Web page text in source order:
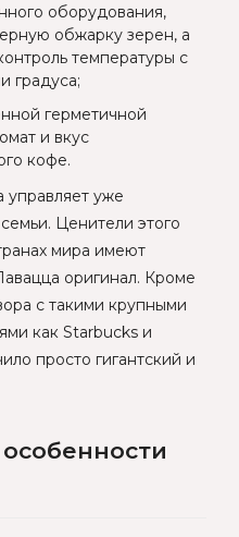
оборудования,
обжарку зерен, а
температуры с
градуса;
герметичной
и вкус
кофе.
управляет уже
Ценители этого
мира имеют
оригинал. Кроме
с такими крупными
как Starbucks и
просто гигантский и